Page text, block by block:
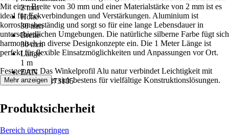
2 mm
Höhe
30 mm
Breite
30 mm
Länge
1 m
EAN
4004338473105
Mit einer Breite von 30 mm und einer Materialstärke von 2 mm ist es
ideal für Eckverbindungen und Verstärkungen. Aluminium ist
korrosionsbeständig und sorgt so für eine lange Lebensdauer in
unterschiedlichen Umgebungen. Die natürliche silberne Farbe fügt sich
harmonisch in diverse Designkonzepte ein. Die 1 Meter Länge ist
perfekt für flexible Einsatzmöglichkeiten und Anpassungen vor Ort.
Festgezurrt: Das Winkelprofil Alu natur verbindet Leichtigkeit mit
Stärke und eignet sich bestens für vielfältige Konstruktionslösungen.
Mehr anzeigen
Produktsicherheit
Bereich überspringen